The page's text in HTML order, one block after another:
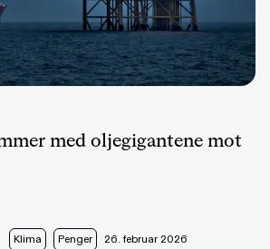
med oljegigantene mot
Klima Penger 26. februar 2026